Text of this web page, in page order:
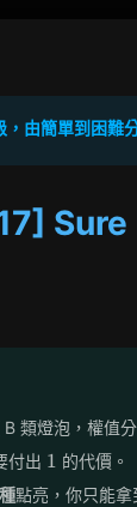
由簡單到困難
Sure
類燈泡，權值
付出 1
1 的代價。
點亮，你只能拿